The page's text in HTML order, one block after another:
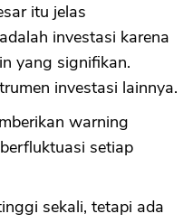
itu jelas
investasi karena
yang signifikan.
investasi lainnya.
warning
setiap
sekali, tetapi ada